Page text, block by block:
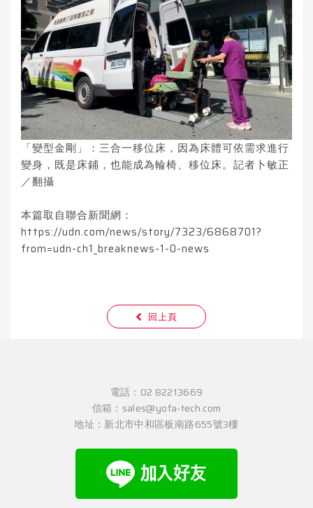
「變型金剛」：三合一移位床，因為床體可依需求進行
變身，既是床鋪，也能成為輪椅、移位床。記者卜敏正
／翻攝
本篇取自聯合新聞網：
https://udn.com/news/story/7323/6868701?
from=udn-ch1_breaknews-1-0-news
回上頁
電話： 02 82213669
信箱： sales@yofa-tech.com
地址：新北市中和區板南路655號3樓